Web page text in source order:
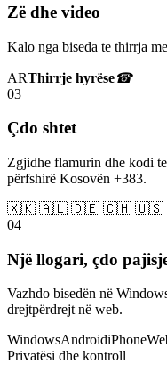
Zë dhe video
Kalo nga biseda te thirrja
ARThirrje hyrëse☎
03
Çdo shtet
Zgjidhe flamurin dhe kodi
përfshirë Kosovën +383.
🇽🇰 🇦🇱 🇩🇪 🇨🇭 🇺🇸
04
Një llogari, çdo
Vazhdo bisedën në
drejtpërdrejt në web.
WindowsAndroidiPhone
Privatësi dhe kontroll